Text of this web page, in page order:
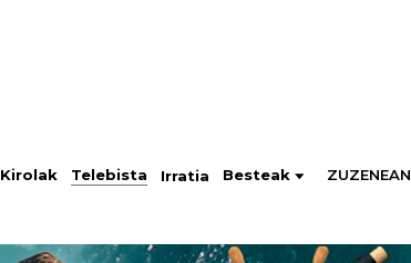
Kirolak Telebista Irratia Besteak ZUZENEAN